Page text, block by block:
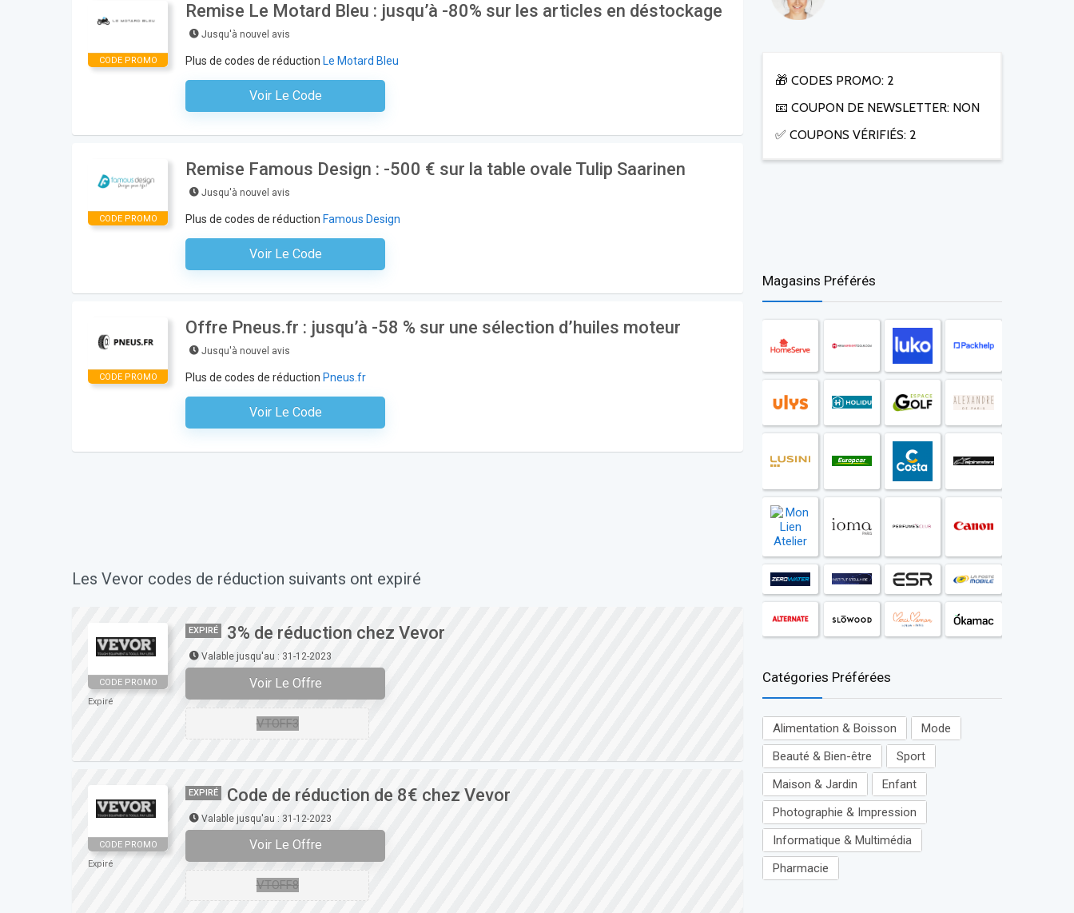
🎁 CODES PROMO: 2
📧 COUPON DE NEWSLETTER: NON
✅ COUPONS VÉRIFIÉS: 2
Magasins Préférés
Catégories Préférées
Alimentation & Boisson
Mode
Beauté & Bien-être
Sport
Maison & Jardin
Enfant
Photographie & Impression
Informatique & Multimédia
Pharmacie
CODE PROMO
Remise Le Motard Bleu : jusqu’à -80% sur les articles en déstockage
Jusqu'à nouvel avis
Plus de codes de réduction Le Motard Bleu
Voir Le Code
Aucun Code N'est Nécessaire
CODE PROMO
Remise Famous Design : -500 € sur la table ovale Tulip Saarinen
Jusqu'à nouvel avis
Plus de codes de réduction Famous Design
Voir Le Code
Aucun Code N'est Nécessaire
CODE PROMO
Offre Pneus.fr : jusqu’à -58 % sur une sélection d’huiles moteur
Jusqu'à nouvel avis
Plus de codes de réduction Pneus.fr
Voir Le Code
Aucun Code N'est Nécessaire
Les Vevor codes de réduction suivants ont expiré
CODE PROMO
Expiré
EXPIRÉ 3% de réduction chez Vevor
Valable jusqu'au : 31-12-2023
Voir Le Offre
VTOFF3
CODE PROMO
Expiré
EXPIRÉ Code de réduction de 8€ chez Vevor
Valable jusqu'au : 31-12-2023
Voir Le Offre
VTOFF8